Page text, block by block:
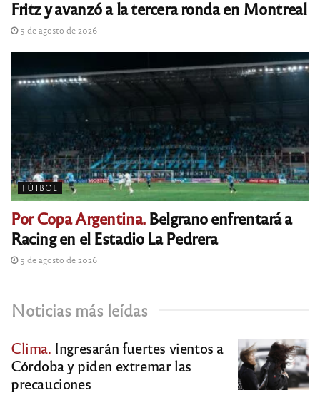
Fritz y avanzó a la tercera ronda en Montreal
5 de agosto de 2026
FÚTBOL
Por Copa Argentina.Belgrano enfrentará a
Racing en el Estadio La Pedrera
5 de agosto de 2026
Noticias más leídas
Clima. Ingresarán fuertes vientos a
Córdoba y piden extremar las
precauciones